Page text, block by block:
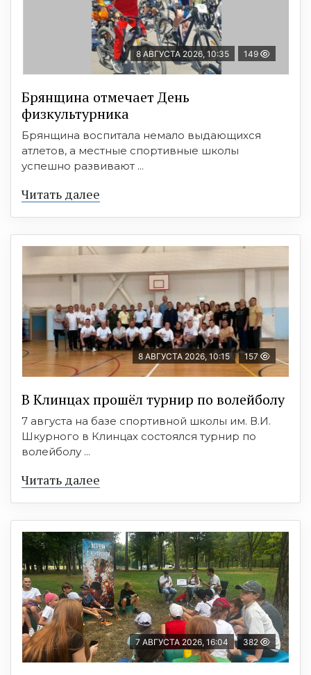
8 АВГУСТА 2026, 10:35 149
Брянщина отмечает День
физкультурника
Брянщина воспитала немало выдающихся
атлетов, а местные спортивные школы
успешно развивают ...
Читать далее
8 АВГУСТА 2026, 10:15 157
В Клинцах прошёл турнир по волейболу
7 августа на базе спортивной школы им. В.И.
Шкурного в Клинцах состоялся турнир по
волейболу ...
Читать далее
7 АВГУСТА 2026, 16:04 382